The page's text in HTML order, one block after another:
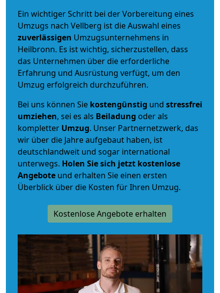
Ein wichtiger Schritt bei der Vorbereitung eines
Umzugs nach Vellberg ist die Auswahl eines
zuverlässigen Umzugsunternehmens in
Heilbronn. Es ist wichtig, sicherzustellen, dass
das Unternehmen über die erforderliche
Erfahrung und Ausrüstung verfügt, um den
Umzug erfolgreich durchzuführen.
Bei uns können Sie kostengünstig und stressfrei
umziehen, sei es als Beiladung oder als
kompletter Umzug. Unser Partnernetzwerk, das
wir über die Jahre aufgebaut haben, ist
deutschlandweit und sogar international
unterwegs. Holen Sie sich jetzt kostenlose
Angebote und erhalten Sie einen ersten
Überblick über die Kosten für Ihren Umzug.
Kostenlose Angebote erhalten